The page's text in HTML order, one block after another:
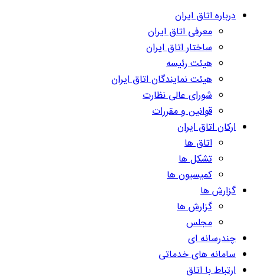
درباره اتاق ایران
معرفی اتاق ایران
ساختار اتاق ایران
هیئت رئیسه
هیئت نمایندگان اتاق ایران
شورای عالی نظارت
قوانین و مقررات
ارکان اتاق ایران
اتاق ها
تشکل ها
کمیسیون ها
گزارش ها
گزارش ها
مجلس
چندرسانه ای
سامانه های خدماتی
ارتباط با اتاق